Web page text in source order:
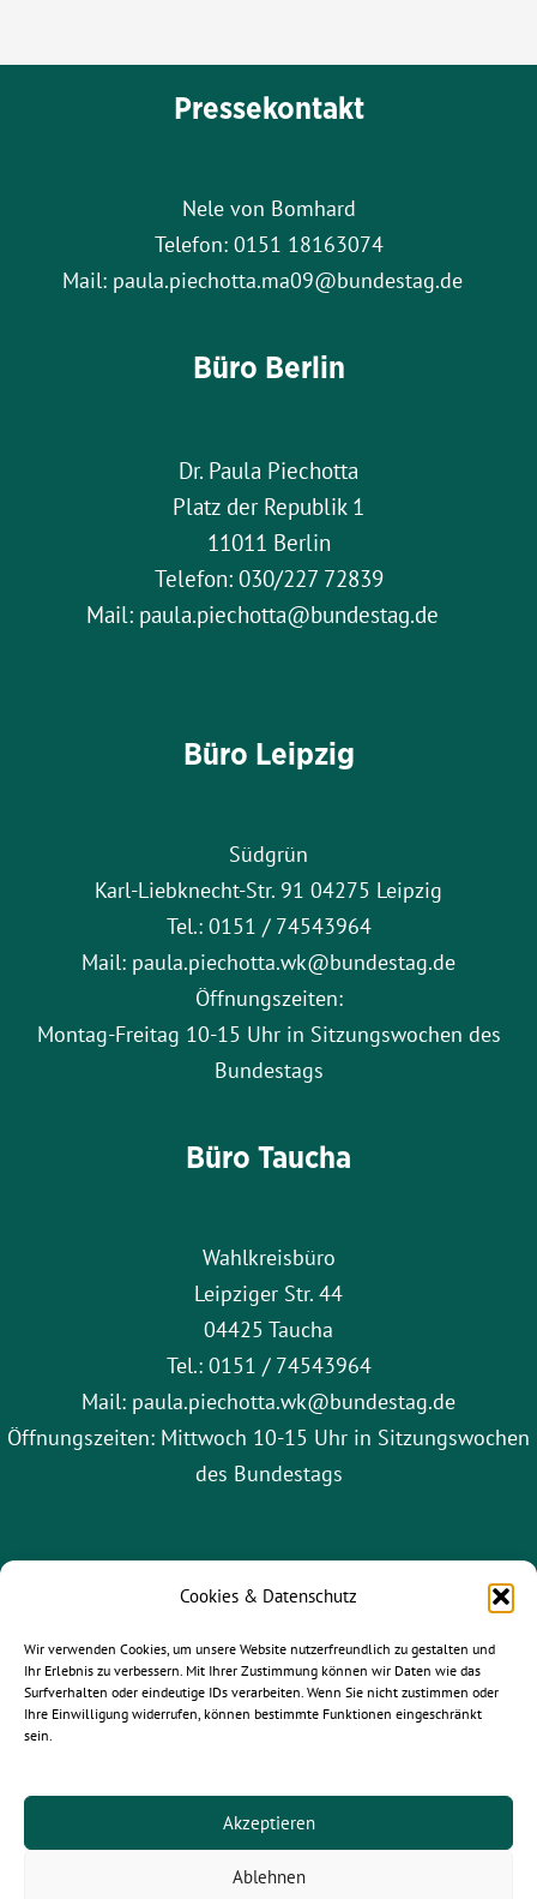
Cookies & Datenschutz
Wir verwenden Cookies, um unsere Website nutzerfreundlich zu gestalten und
Ihr Erlebnis zu verbessern. Mit Ihrer Zustimmung können wir Daten wie das
Surfverhalten oder eindeutige IDs verarbeiten. Wenn Sie nicht zustimmen oder
Ihre Einwilligung widerrufen, können bestimmte Funktionen eingeschränkt
sein.
Akzeptieren
Ablehnen
Pressekontakt
Nele von Bomhard
Telefon: 0151 18163074
Mail: paula.piechotta.ma09@bundestag.de
Büro Berlin
Dr. Paula Piechotta
Platz der Republik 1
11011 Berlin
Telefon: 030/227 72839
Mail: paula.piechotta@bundestag.de
Büro Leipzig
Südgrün
Karl-Liebknecht-Str. 91 04275 Leipzig
Tel.: 0151 / 74543964
Mail: paula.piechotta.wk@bundestag.de
Öffnungszeiten:
Montag-Freitag 10-15 Uhr in Sitzungswochen des
Bundestags
Büro Taucha
Wahlkreisbüro
Leipziger Str. 44
04425 Taucha
Tel.: 0151 / 74543964
Mail: paula.piechotta.wk@bundestag.de
Öffnungszeiten: Mittwoch 10-15 Uhr in Sitzungswochen
des Bundestags